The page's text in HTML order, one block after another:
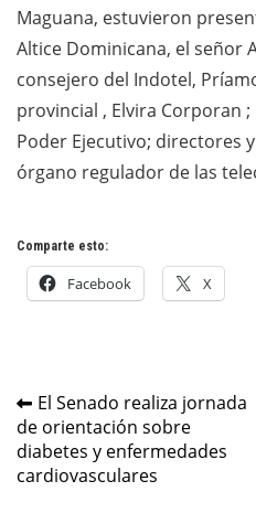
Maguana, estuvieron
Altice Dominicana, el señor
consejero del Indotel,
provincial , Elvira Corporan
Poder Ejecutivo; directores
órgano regulador de las
Comparte esto:
Facebook X
Navegación
de
entradas
El Senado realiza jornada
de orientación sobre
diabetes y enfermedades
cardiovasculares